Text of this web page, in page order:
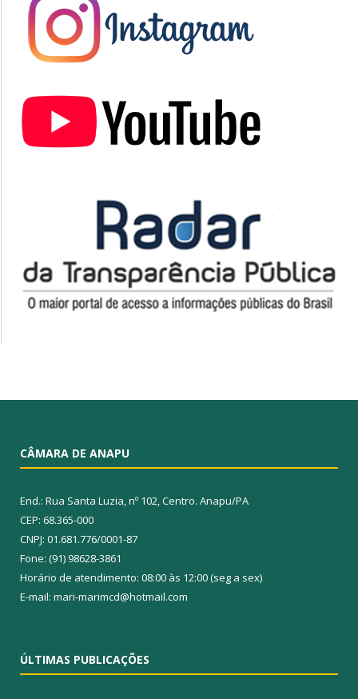
CÂMARA DE ANAPU
End.: Rua Santa Luzia, nº 102, Centro. Anapu/PA
CEP: 68.365-000
CNPJ: 01.681.776/0001-87
Fone: (91) 98628-3861
Horário de atendimento: 08:00 às 12:00 (seg a sex)
E-mail: mari-marimcd@hotmail.com
ÚLTIMAS PUBLICAÇÕES